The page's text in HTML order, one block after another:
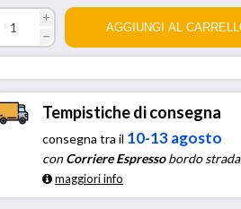
i
h
Tempistiche di consegna
consegna tra il 10-13 agosto
conCorriere Espressobordo strada
maggiori info